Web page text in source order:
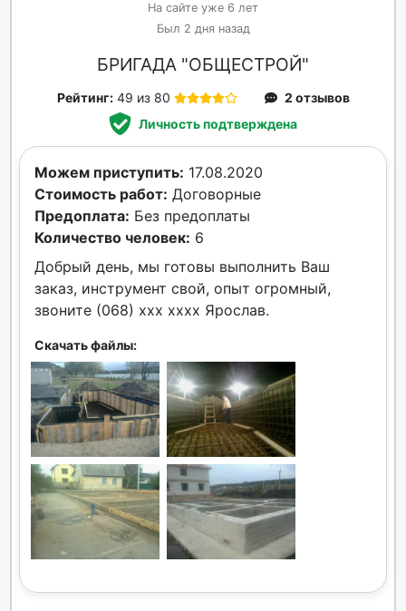
На сайте уже 6 лет
Был 2 дня назад
БРИГАДА "ОБЩЕСТРОЙ"
Рейтинг: 49 из 80
2 отзывов
Личность подтверждена
Можем приступить: 17.08.2020
Стоимость работ: Договорные
Предоплата: Без предоплаты
Количество человек: 6
Добрый день, мы готовы выполнить Ваш
заказ, инструмент свой, опыт огромный,
звоните (068) xxx xxxx Ярослав.
Скачать файлы: